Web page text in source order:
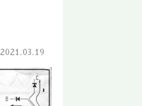
2021.03.19